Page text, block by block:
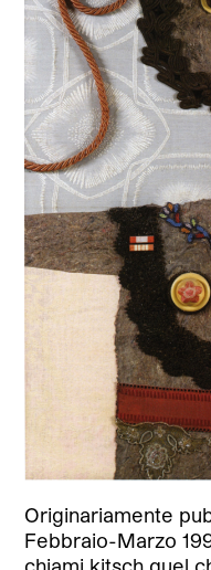
Originariamente
Febbraio-Marzo